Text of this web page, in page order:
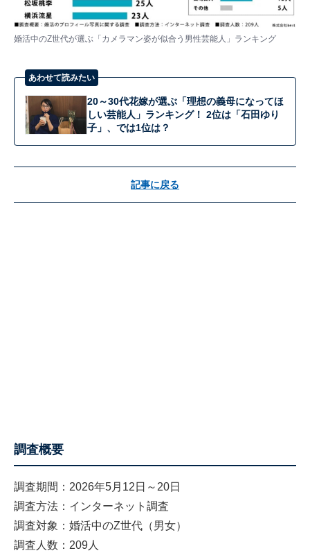
婚活中のZ世代が選ぶ「カメラマン姿が似合う男性芸能人」ランキング
あわせて読みたい
20～30代花嫁が選ぶ「理想の義母になってほ
しい芸能人」ランキング！ 2位は「石田ゆり
子」、では1位は？
記事に戻る
調査概要
調査期間：2026年5月12日～20日
調査方法：インターネット調査
調査対象：婚活中のZ世代（男女）
調査人数：209人